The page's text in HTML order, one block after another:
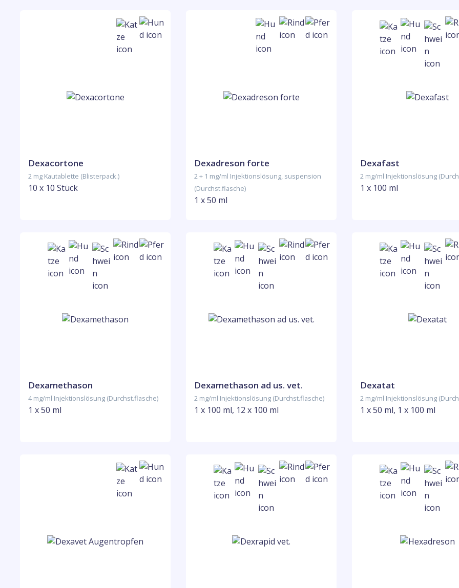
Dexacortone
2 mg Kautablette (Blisterpack.)
10 x 10 Stück
Dexadreson forte
2 + 1 mg/ml Injektionslösung, suspension
(Durchst.flasche)
1 x 50 ml
Dexafast
2 mg/ml Injektionslösung
1 x 100 ml
Dexamethason
4 mg/ml Injektionslösung (Durchst.flasche)
1 x 50 ml
Dexamethason ad us. vet.
2 mg/ml Injektionslösung (Durchst.flasche)
1 x 100 ml, 12 x 100 ml
Dexatat
2 mg/ml Injektionslösung
1 x 50 ml, 1 x 100 ml